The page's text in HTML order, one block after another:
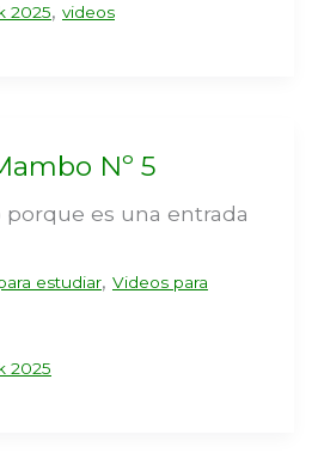
2025, videos
Nº 5
porque es una entrada
estudiar, Videos para
2025